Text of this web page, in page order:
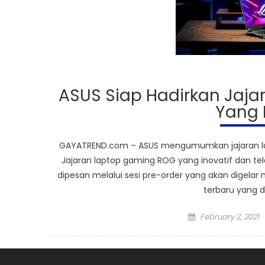
ASUS Siap Hadirkan
Yang
GAYATREND.com – ASUS mengumumkan
Jajaran laptop gaming ROG yang inovatif dan
dipesan melalui sesi pre-order yang akan digelar
terbaru yang
Posted
February 2, 2021